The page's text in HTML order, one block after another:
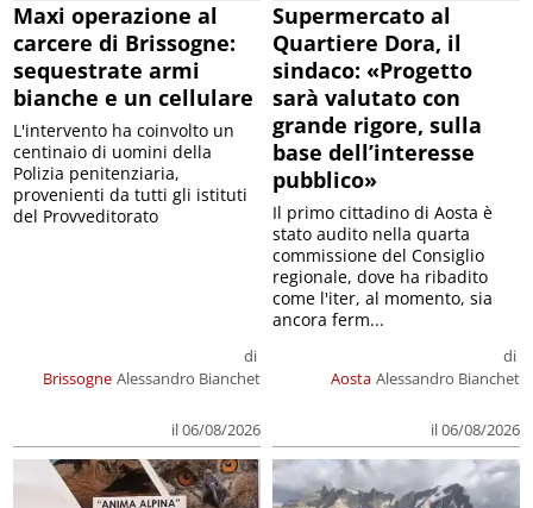
Maxi operazione al
carcere di Brissogne:
sequestrate armi
bianche e un cellulare
Brissogne
di
Alessandro Bianchet
il 06/08/2026
L'intervento ha coinvolto un
centinaio di uomini della
Polizia penitenziaria,
provenienti da tutti gli istituti
del Provveditorato
Supermercato al
Quartiere Dora, il
sindaco: «Progetto
sarà valutato con
grande rigore, sulla
base dell’interesse
pubblico»
Aosta
di
Alessandro Bianchet
il 06/08/2026
Il primo cittadino di Aosta è
stato audito nella quarta
commissione del Consiglio
regionale, dove ha ribadito
come l'iter, al momento, sia
ancora ferm...